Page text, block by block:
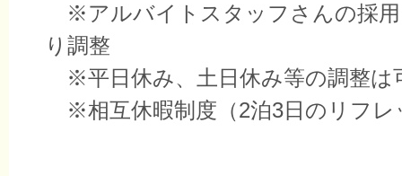
※アルバイトスタッフさんの採用
り調整
※平日休み、土日休み等の調整は
※相互休暇制度（2泊3日のリフレ